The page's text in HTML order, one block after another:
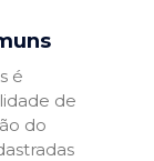
é
de
do